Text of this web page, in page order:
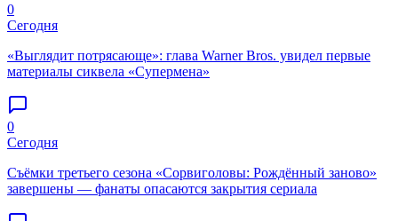
0
Сегодня
«Выглядит потрясающе»: глава Warner Bros. увидел первые
материалы сиквела «Супермена»
0
Сегодня
Съёмки третьего сезона «Сорвиголовы: Рождённый заново»
завершены — фанаты опасаются закрытия сериала